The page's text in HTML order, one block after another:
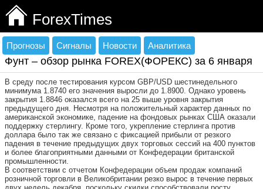
ForexTimes
Прогнозы Сигналы Новости Аналитика
Фунт – обзор рынка FOREX(ФОРЕКС) за 6 января
В среду после тестирования курсом GBP/USD шестинедельного
минимума 1.8740 его значения выросли до 1.8900. Однако уровень
закрытия 1.8846 оказался всего на 25 выше уровня закрытия
предыдущего дня. Несмотря на положительный характер данных по
американской экономике, падение на фондовых рынках США оказали
поддержку стерлингу. Кроме того, укрепление стерлинга против
доллара было так же связано с фиксацией прибыли от резкого
падения в течение предыдущих двух торговых сессий на 400 пунктов
и более благоприятными данными от Конфедерации британской
промышленности.
В соответствии с отчетом Конфедерации объем продаж компаний
розничной торговли в Великобритании резко вырос в течение первых